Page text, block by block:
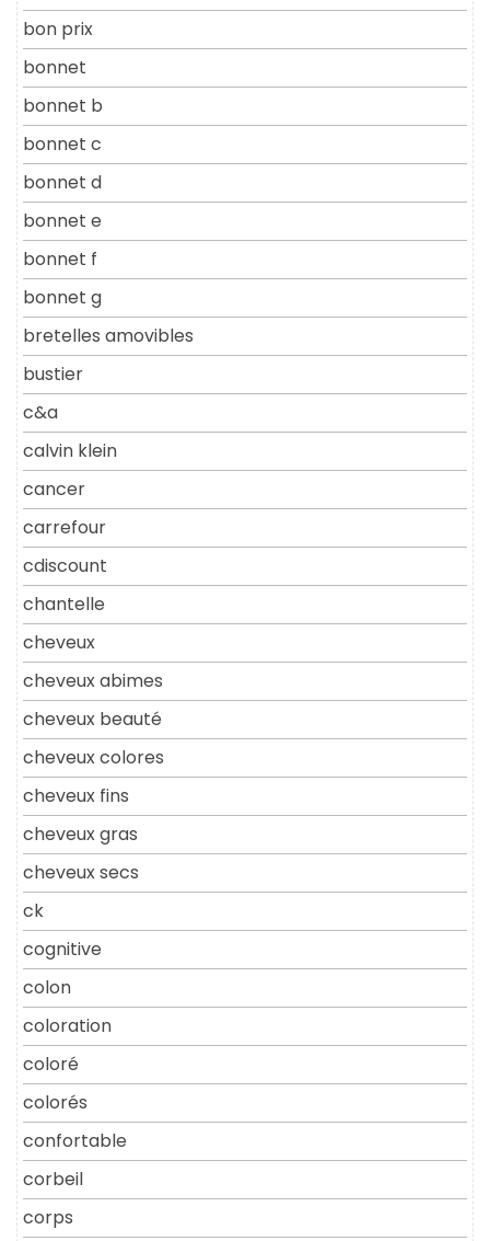
bon prix
bonnet
bonnet b
bonnet c
bonnet d
bonnet e
bonnet f
bonnet g
bretelles amovibles
bustier
c&a
calvin klein
cancer
carrefour
cdiscount
chantelle
cheveux
cheveux abimes
cheveux beauté
cheveux colores
cheveux fins
cheveux gras
cheveux secs
ck
cognitive
colon
coloration
coloré
colorés
confortable
corbeil
corps